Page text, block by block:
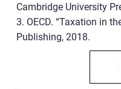
Cambridge University
3. OECD. “Taxation in
Publishing, 2018.